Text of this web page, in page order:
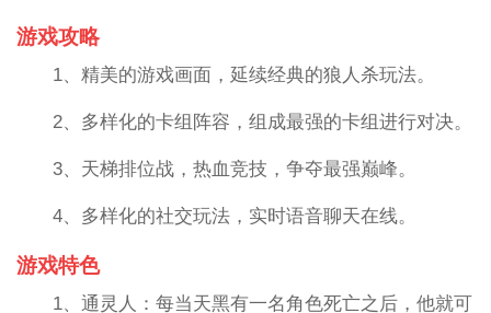
游戏攻略
1、精美的游戏画面，延续经典的狼人杀玩法。
2、多样化的卡组阵容，组成最强的卡组进行对决。
3、天梯排位战，热血竞技，争夺最强巅峰。
4、多样化的社交玩法，实时语音聊天在线。
游戏特色
1、通灵人：每当天黑有一名角色死亡之后，他就可